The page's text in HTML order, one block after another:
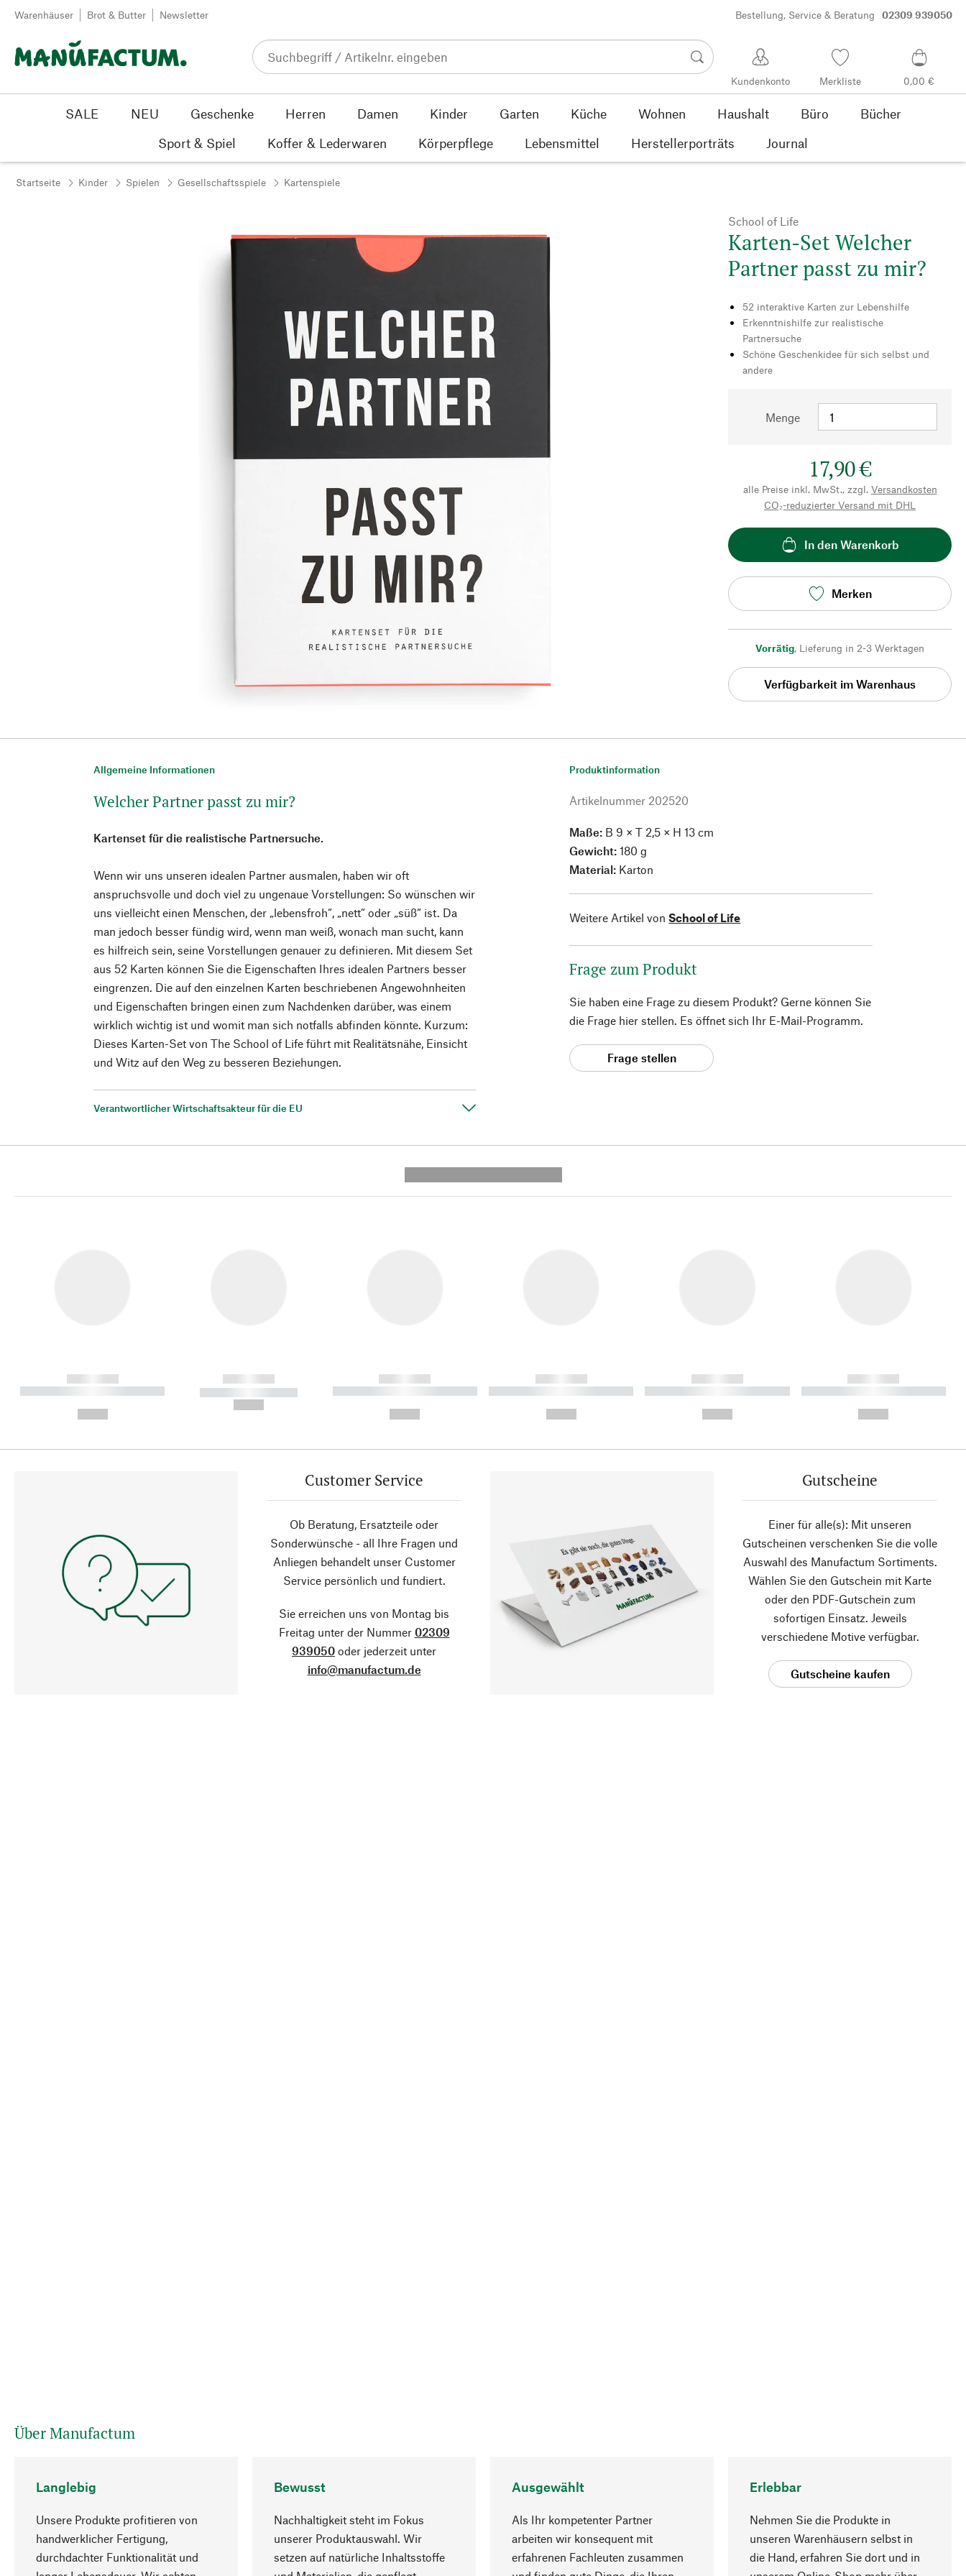
Zum Inhalt springen
Warenhäuser Brot & Butter Newsletter Bestellung, Service & Beratung 02309 939050
Kundenkonto Merkliste 0,00 €
SALE NEU Geschenke Herren Damen Kinder Garten Küche Wohnen Haushalt Büro
Bücher
Sport & Spiel
Koffer & Lederwaren Körperpflege Lebensmittel Herstellerporträts Journal
Startseite Kinder Spielen Gesellschaftsspiele Kartenspiele
School of Life
Karten-Set Welcher
Partner passt zu mir?
52 interaktive Karten zur Lebenshilfe
Erkenntnishilfe zur realistische
Partnersuche
Schöne Geschenkidee für sich selbst und
andere
Menge
17,90 €
alle Preise inkl. MwSt., zzgl. Versandkosten
CO₂-reduzierter Versand mit DHL
In den Warenkorb
Merken
Vorrätig, Lieferung in 2-3 Werktagen
Verfügbarkeit im Warenhaus
Allgemeine Informationen
Welcher Partner passt zu mir?
Kartenset für die realistische Partnersuche.
Wenn wir uns unseren idealen Partner ausmalen, haben wir oft
anspruchsvolle und doch viel zu ungenaue Vorstellungen: So wünschen wir
uns vielleicht einen Menschen, der „lebensfroh“, „nett“ oder „süß“ ist. Da
man jedoch besser fündig wird, wenn man weiß, wonach man sucht, kann
es hilfreich sein, seine Vorstellungen genauer zu definieren. Mit diesem Set
aus 52 Karten können Sie die Eigenschaften Ihres idealen Partners besser
eingrenzen. Die auf den einzelnen Karten beschriebenen Angewohnheiten
und Eigenschaften bringen einen zum Nachdenken darüber, was einem
wirklich wichtig ist und womit man sich notfalls abfinden könnte. Kurzum:
Dieses Karten-Set von The School of Life führt mit Realitätsnähe, Einsicht
und Witz auf den Weg zu besseren Beziehungen.
Verantwortlicher Wirtschaftsakteur für die EU
Produktinformation
Artikelnummer 202520
Maße: B 9 × T 2,5 × H 13 cm
Gewicht: 180 g
Material: Karton
Weitere Artikel von School of Life
Frage zum Produkt
Sie haben eine Frage zu diesem Produkt? Gerne können Sie
die Frage hier stellen. Es öffnet sich Ihr E-Mail-Programm.
Frage stellen
------------
----------- ----------- ----------
------------
----------- -----------
------------
----------- ----------- ----------
------------
----------- ----------- ----------
------------
----------- ----------- ----------
------------
----------- ----------- ----------
Customer Service
Ob Beratung, Ersatzteile oder
Sonderwünsche - all Ihre Fragen und
Anliegen behandelt unser Customer
Service persönlich und fundiert.
Sie erreichen uns von Montag bis
Freitag unter der Nummer 02309
939050 oder jederzeit unter
info@manufactum.de
Gutscheine
Einer für alle(s): Mit unseren
Gutscheinen verschenken Sie die volle
Auswahl des Manufactum Sortiments.
Wählen Sie den Gutschein mit Karte
oder den PDF-Gutschein zum
sofortigen Einsatz. Jeweils
verschiedene Motive verfügbar.
Gutscheine kaufen
Über Manufactum
Langlebig
Unsere Produkte profitieren von
handwerklicher Fertigung,
durchdachter Funktionalität und
Bewusst
Nachhaltigkeit steht im Fokus
unserer Produktauswahl. Wir
setzen auf natürliche Inhaltsstoffe
Ausgewählt
Als Ihr kompetenter Partner
arbeiten wir konsequent mit
erfahrenen Fachleuten zusammen
Erlebbar
Nehmen Sie die Produkte in
unseren Warenhäusern selbst in
die Hand, erfahren Sie dort und in